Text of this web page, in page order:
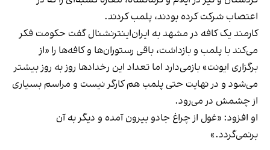
اعتصاب شرکت کرده بودند، پلمب کردند.
کارمند یک کافه در مشهد به ایران‌اینترنشنال گفت حکومت فکر
می‌کند با پلمب و بازداشت، باقی رستوران‌ها و کافه‌ها را «از
برگزاری ایونت» بازمی‌دارد اما تعداد این رخدادها روز به روز بیشتر
می‌شود و در نهایت حتی پلمب هم کارگر نیست و مراسم بسیاری
از چشمش در می‌رود.
او افزود: «غول از چراغ جادو بیرون آمده و دیگر به آن
برنمی‎‌گردد.»